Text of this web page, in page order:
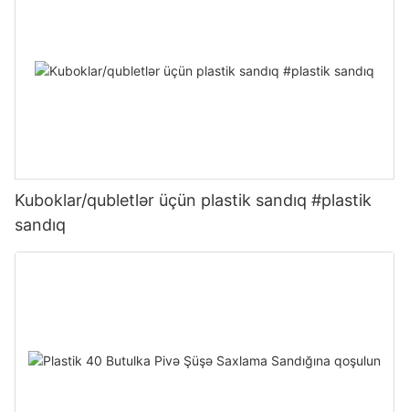
Kuboklar/qubletlər üçün plastik sandıq #plastik
sandıq